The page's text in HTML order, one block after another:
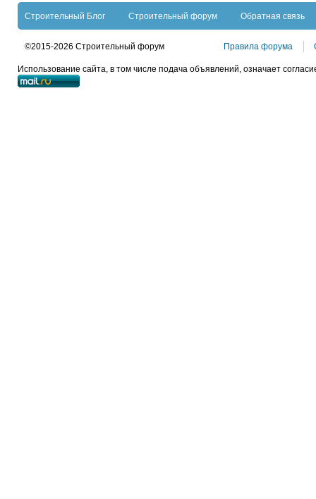
Строительный Блог Строительный форум Обратная связь
©2015-2026 Строительный форум Правила форума
Использование сайта, в том числе подача объявлений, означает